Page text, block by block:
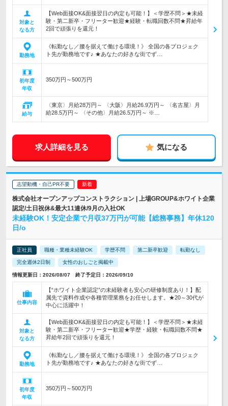
対象と
なる方
【Web面接OK&面接翌日の内定も可能！】＜学歴不問＞★未経
験・第二新卒・フリーター歓迎★経験・転職回数不問★昇給年
2回で頑張りを還元！
勤務地
《転勤なし／腰を据えて働ける環境！》 全国の各プロジェク
ト先が勤務地です♪ ★あなたの好きな街でず…
初年度
年収
350万円～500万円
給与
〈東京〉月給28万円～ 〈大阪〉月給26.9万円～ 〈名古屋〉月
給28.5万円～ 〈その他〉月給26.5万円～ ※…
求人詳細を見る 気になる
志望動機・自己PR不要
株式会社オープンアップコンストラクション | 上場GROUP&ホワイト企業
認定/土日祝休&最大11連休/9月の入社OK
未経験OK！安定企業で月収37万円が可能【総務事務】年休120
日/o
正社員 職種・業種未経験OK 学歴不問 第二新卒歓迎 転勤なし
完全週休2日制 女性のおしごと掲載中
情報更新日：2026/08/07 終了予定日：2026/09/10
仕事内容
【“ホワイト企業認定”の未経験者も安心の研修制度あり！】配
属先で資料作成や各種管理業務をお任せします。★20～30代が
中心に活躍中！
対象と
なる方
【Web面接OK&面接翌日の内定も可能！】＜学歴不問＞★未経
験・第二新卒・フリーター歓迎★学歴・経験・転職回数不問★
昇給年2回で頑張りを還元！
勤務地
《転勤なし／腰を据えて働ける環境！》 全国の各プロジェク
ト先が勤務地です♪ ★あなたの好きな街でず…
初年度
年収
350万円～500万円